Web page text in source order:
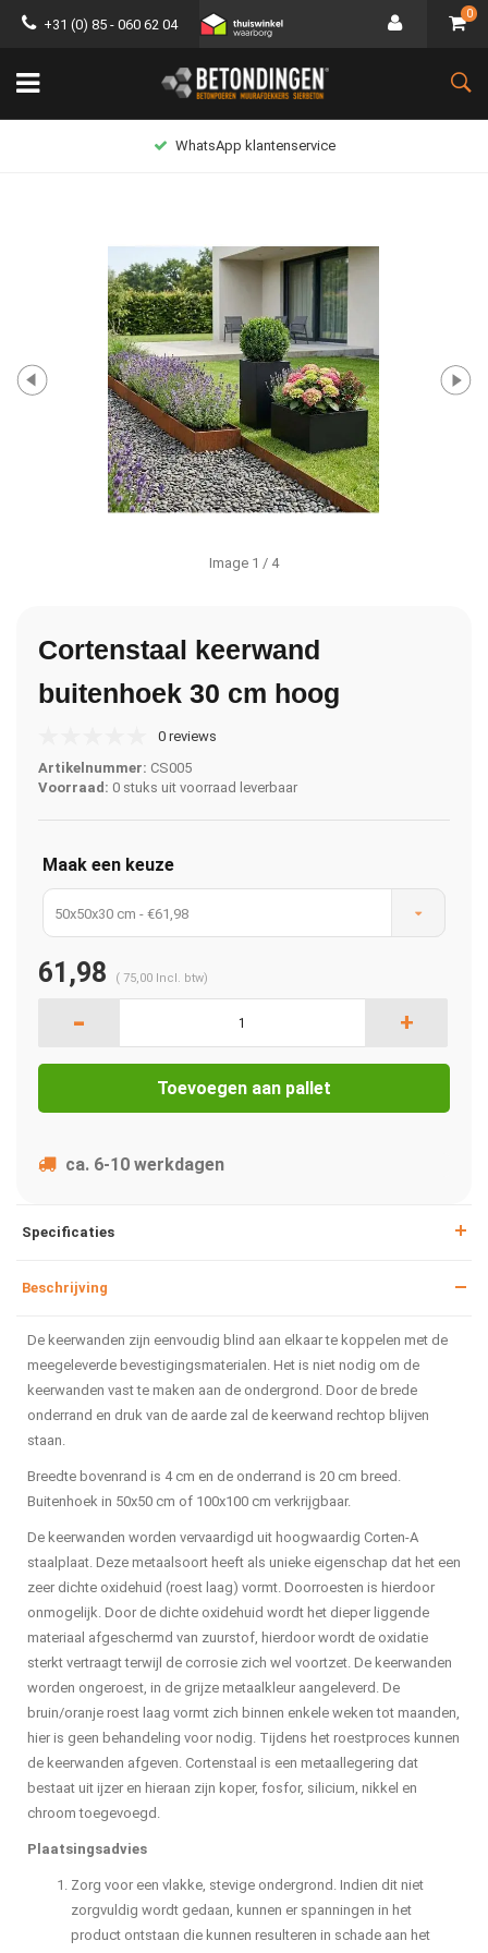
+31 (0) 85 - 060 62 04
0
WhatsApp klantenservice
Image 1 / 4
Cortenstaal keerwand
buitenhoek 30 cm hoog
0 reviews
Artikelnummer: CS005
Voorraad: 0 stuks uit voorraad leverbaar
Maak een keuze
50x50x30 cm - €61,98
61,98 ( 75,00 Incl. btw)
- +
Toevoegen aan pallet
ca. 6-10 werkdagen
Specificaties
Beschrijving
De keerwanden zijn eenvoudig blind aan elkaar te koppelen met de
meegeleverde bevestigingsmaterialen. Het is niet nodig om de
keerwanden vast te maken aan de ondergrond. Door de brede
onderrand en druk van de aarde zal de keerwand rechtop blijven
staan.
Breedte bovenrand is 4 cm en de onderrand is 20 cm breed.
Buitenhoek in 50x50 cm of 100x100 cm verkrijgbaar.
De keerwanden worden vervaardigd uit hoogwaardig Corten-A
staalplaat. Deze metaalsoort heeft als unieke eigenschap dat het een
zeer dichte oxidehuid (roest laag) vormt. Doorroesten is hierdoor
onmogelijk. Door de dichte oxidehuid wordt het dieper liggende
materiaal afgeschermd van zuurstof, hierdoor wordt de oxidatie
sterkt vertraagt terwijl de corrosie zich wel voortzet. De keerwanden
worden ongeroest, in de grijze metaalkleur aangeleverd. De
bruin/oranje roest laag vormt zich binnen enkele weken tot maanden,
hier is geen behandeling voor nodig. Tijdens het roestproces kunnen
de keerwanden afgeven. Cortenstaal is een metaallegering dat
bestaat uit ijzer en hieraan zijn koper, fosfor, silicium, nikkel en
chroom toegevoegd.
Plaatsingsadvies
Zorg voor een vlakke, stevige ondergrond. Indien dit niet
zorgvuldig wordt gedaan, kunnen er spanningen in het
product ontstaan die kunnen resulteren in schade aan het